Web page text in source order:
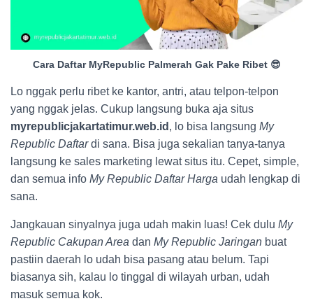
Cara Daftar MyRepublic Palmerah Gak Pake Ribet 😎
Lo nggak perlu ribet ke kantor, antri, atau telpon-telpon
yang nggak jelas. Cukup langsung buka aja situs
myrepublicjakartatimur.web.id , lo bisa langsung My
Republic Daftardi sana. Bisa juga sekalian tanya-tanya
langsung ke sales marketing lewat situs itu. Cepet, simple,
dan semua info My Republic Daftar Harga udah lengkap di
sana.
Jangkauan sinyalnya juga udah makin luas! Cek dulu My
Republic Cakupan Area dan My Republic Jaringan buat
pastiin daerah lo udah bisa pasang atau belum. Tapi
biasanya sih, kalau lo tinggal di wilayah urban, udah
masuk semua kok.